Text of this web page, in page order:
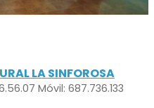
LA SINFOROSA
Móvil: 687.736.133